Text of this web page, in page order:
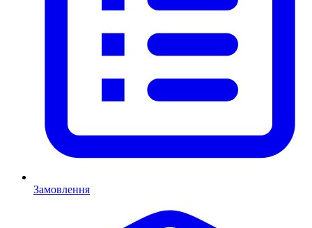
Замовлення